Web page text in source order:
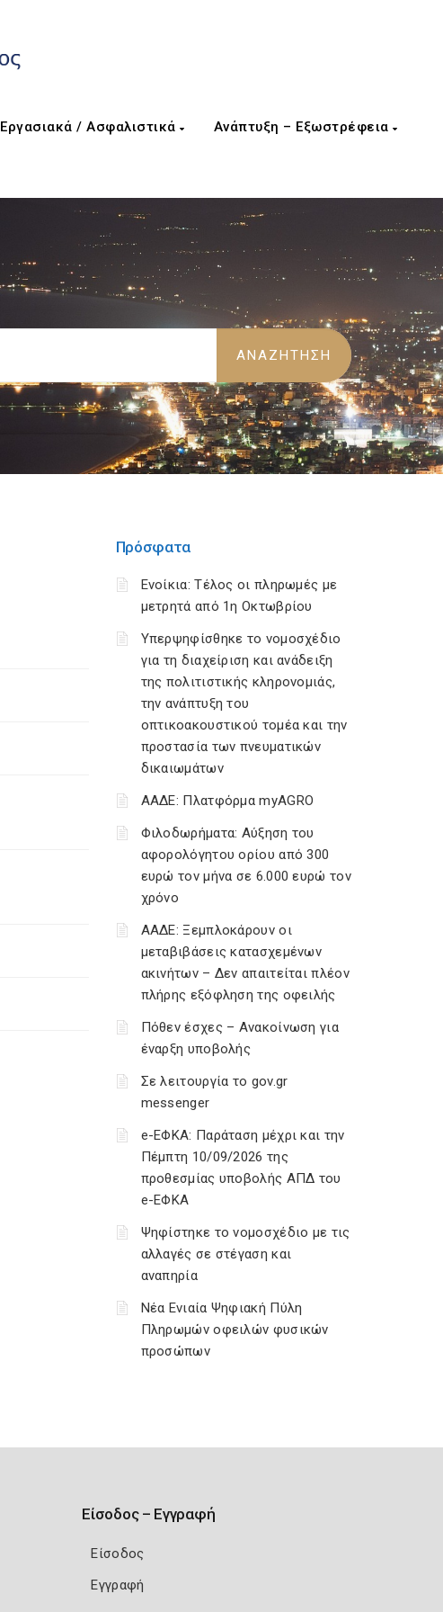
Εργασιακά / Ασφαλιστικά Ανάπτυξη – Εξωστρέφεια
Πρόσφατα
Ενοίκια: Τέλος οι πληρωμές με
μετρητά από 1η Οκτωβρίου
Υπερψηφίσθηκε το νομοσχέδιο
για τη διαχείριση και ανάδειξη
της πολιτιστικής κληρονομιάς,
την ανάπτυξη του
οπτικοακουστικού τομέα και την
προστασία των πνευματικών
δικαιωμάτων
ΑΑΔΕ: Πλατφόρμα myAGRO
Φιλοδωρήματα: Αύξηση του
αφορολόγητου ορίου από 300
ευρώ τον μήνα σε 6.000 ευρώ τον
χρόνο
ΑΑΔΕ: Ξεμπλοκάρουν οι
μεταβιβάσεις κατασχεμένων
ακινήτων – Δεν απαιτείται πλέον
πλήρης εξόφληση της οφειλής
Πόθεν έσχες – Ανακοίνωση για
έναρξη υποβολής
Σε λειτουργία το gov.gr
messenger
e-ΕΦΚΑ: Παράταση μέχρι και την
Πέμπτη 10/09/2026 της
προθεσμίας υποβολής ΑΠΔ του
e-ΕΦΚΑ
Ψηφίστηκε το νομοσχέδιο με τις
αλλαγές σε στέγαση και
αναπηρία
Νέα Ενιαία Ψηφιακή Πύλη
Πληρωμών οφειλών φυσικών
προσώπων
Είσοδος – Εγγραφή
Είσοδος
Εγγραφή